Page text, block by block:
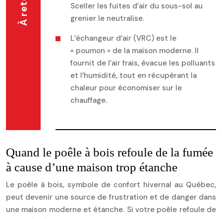
Sceller les fuites d’air du sous-sol au
grenier le neutralise.
L’échangeur d’air (VRC) est le
« poumon » de la maison moderne. Il
fournit de l’air frais, évacue les polluants
et l’humidité, tout en récupérant la
chaleur pour économiser sur le
chauffage.
Quand le poêle à bois refoule de la fumée
à cause d’une maison trop étanche
Le poêle à bois, symbole de confort hivernal au Québec,
peut devenir une source de frustration et de danger dans
une maison moderne et étanche. Si votre poêle refoule de